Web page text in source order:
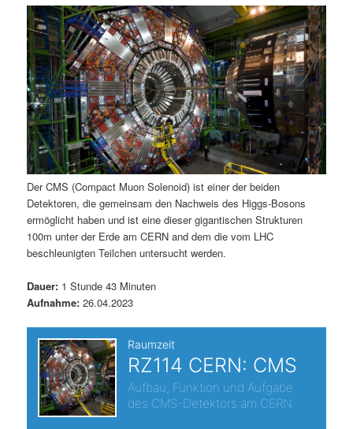
ä
r
e
n
I
n
h
l
t
s
p
n
d
ä
r
e
n
I
h
a
l
t
n
a
v
i
g
a
t
i
o
n
Der CMS (Compact Muon Solenoid) ist einer der beiden
Detektoren, die gemeinsam den Nachweis des Higgs-Bosons
ermöglicht haben und ist eine dieser gigantischen Strukturen
100m unter der Erde am CERN and dem die vom LHC
beschleunigten Teilchen untersucht werden.
Dauer: 1 Stunde 43 Minuten
Aufnahme: 26.04.2023